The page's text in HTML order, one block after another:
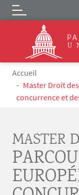
Aller au contenu
Logo
Fil d'Ariane
Accueil
Master Droit
concurrence et
MASTER